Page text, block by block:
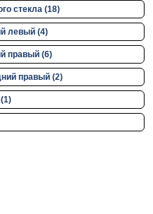
стекла (18)
левый (4)
правый (6)
правый (2)